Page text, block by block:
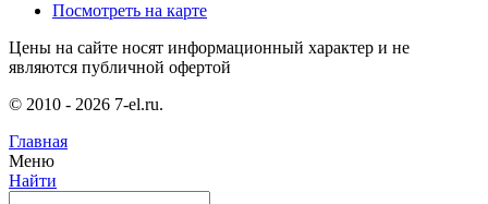
Посмотреть на карте
Цены на сайте носят информационный характер и не
являются публичной офертой
© 2010 - 2026 7-el.ru.
Главная
Меню
Найти